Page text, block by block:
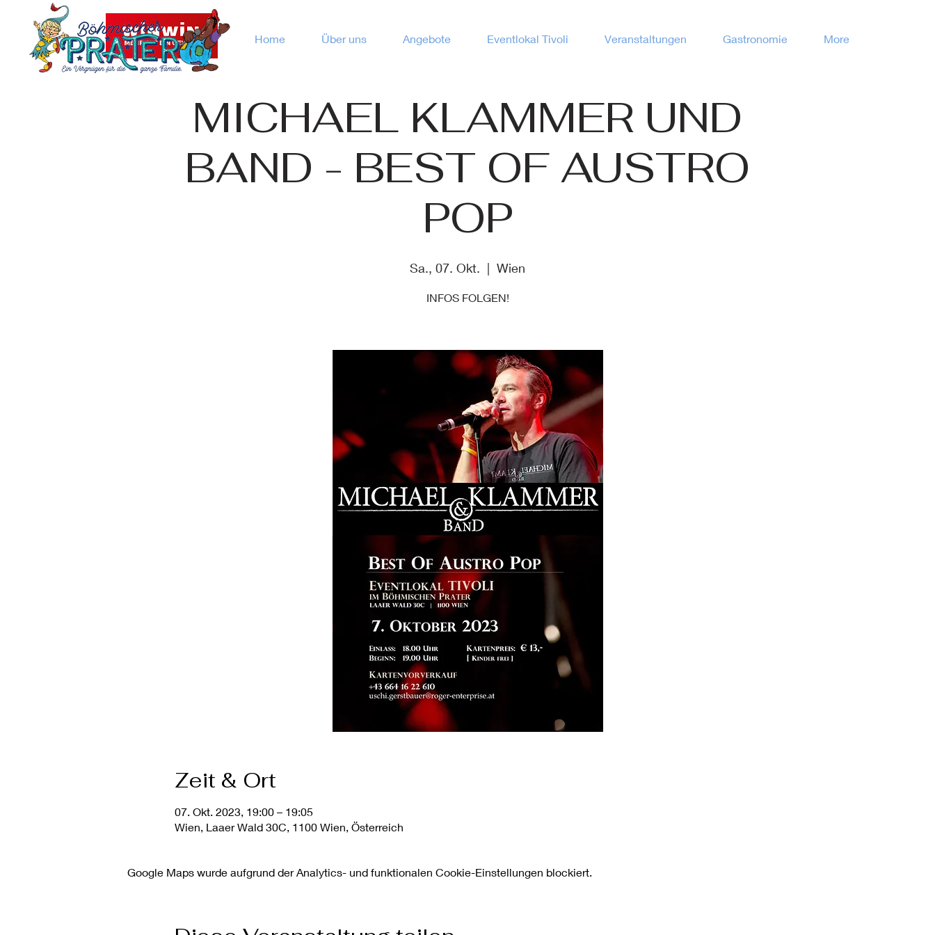
Home Über uns Angebote Eventlokal Tivoli Veranstaltungen Gastronomie More
MICHAEL KLAMMER UND
BAND - BEST OF AUSTRO
POP
Sa., 07. Okt.
  |
Wien
INFOS FOLGEN!
Zeit & Ort
07. Okt. 2023, 19:00 – 19:05
Wien, Laaer Wald 30C, 1100 Wien, Österreich
Google Maps wurde aufgrund der Analytics- und funktionalen Cookie-Einstellungen blockiert.